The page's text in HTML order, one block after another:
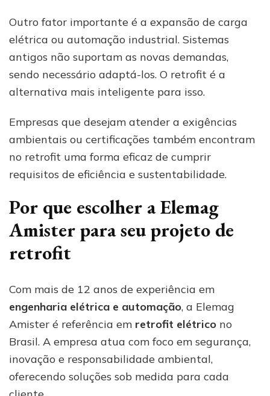
Outro fator importante é a expansão de carga
elétrica ou automação industrial. Sistemas
antigos não suportam as novas demandas,
sendo necessário adaptá-los. O retrofit é a
alternativa mais inteligente para isso.
Empresas que desejam atender a exigências
ambientais ou certificações também encontram
no retrofit uma forma eficaz de cumprir
requisitos de eficiência e sustentabilidade.
Por que escolher a Elemag
Amister para seu projeto de
retrofit
Com mais de 12 anos de experiência em
engenharia elétrica e automação, a Elemag
Amister é referência em retrofit elétrico no
Brasil. A empresa atua com foco em segurança,
inovação e responsabilidade ambiental,
oferecendo soluções sob medida para cada